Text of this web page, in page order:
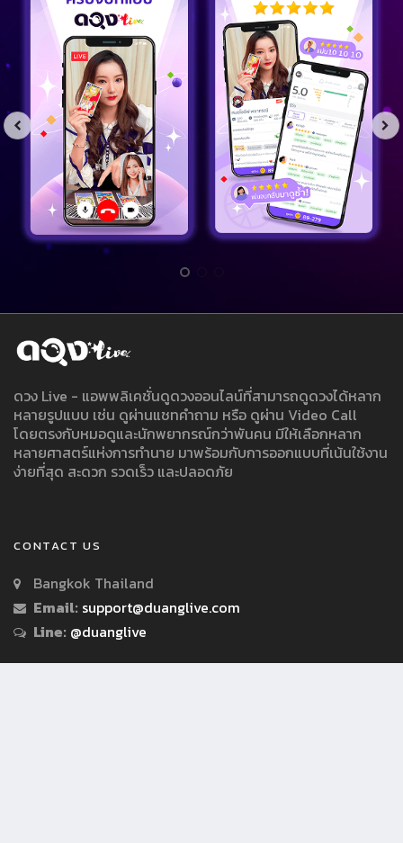
ดวง Live - แอพพลิเคชั่นดูดวงออนไลน์ที่สามารถดูดวงได้หลาก
หลายรูปแบบ เช่น ดูผ่านแชทคำถาม หรือ ดูผ่าน Video Call
โดยตรงกับหมอดูและนักพยากรณ์กว่าพันคน มีให้เลือกหลาก
หลายศาสตร์แห่งการทำนาย มาพร้อมกับการออกแบบที่เน้นใช้งาน
ง่ายที่สุด สะดวก รวดเร็ว และปลอดภัย
CONTACT US
Bangkok Thailand
Email: support@duanglive.com
Line: @duanglive